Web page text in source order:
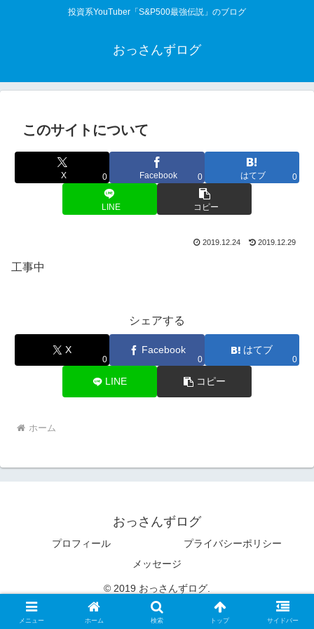
投資系YouTuber「S&P500最強伝説」のブログ
おっさんずログ
このサイトについて
X 0 Facebook 0 はてブ 0
LINE コピー
2019.12.24 2019.12.29
工事中
シェアする
X
0
Facebook
0
はてブ
0
LINE コピー
ホーム
おっさんずログ
プロフィール
プライバシーポリシー
メッセージ
© 2019 おっさんずログ.
メニュー ホーム 検索 トップ サイドバー